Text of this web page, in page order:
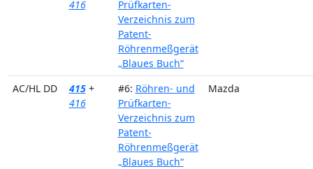
416
Prüfkarten-
Verzeichnis zum
Patent-
Röhrenmeßgerät
„Blaues Buch“
AC/HL DD 415 +
416
#6: Röhren- und
Prüfkarten-
Verzeichnis zum
Patent-
Röhrenmeßgerät
„Blaues Buch“
Mazda